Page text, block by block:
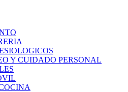
Y CUIDADO PERSONAL